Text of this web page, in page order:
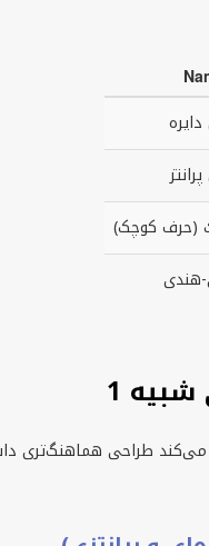
(حرف کوچک)
هندی
1
می‌کند طراحی هماهنگ‌تری